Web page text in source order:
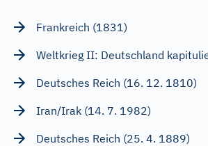
Frankreich (1831)
Weltkrieg II: Deutschland
Deutsches Reich (16. 12. 1810)
Iran/Irak (14. 7. 1982)
Deutsches Reich (25. 4. 1889)